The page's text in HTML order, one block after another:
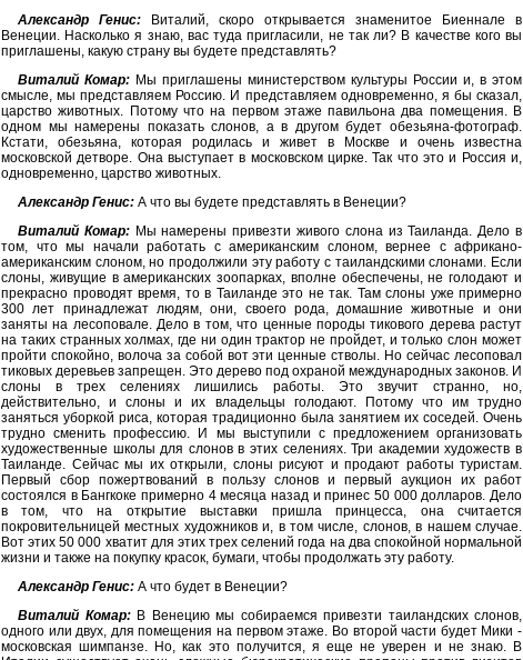
Александр Генис: Виталий, скоро открывается знаменитое Биеннале в
Венеции. Насколько я знаю, вас туда пригласили, не так ли? В качестве кого вы
приглашены, какую страну вы будете представлять?
Виталий Комар: Мы приглашены министерством культуры России и, в этом
смысле, мы представляем Россию. И представляем одновременно, я бы сказал,
царство животных. Потому что на первом этаже павильона два помещения. В
одном мы намерены показать слонов, а в другом будет обезьяна-фотограф.
Кстати, обезьяна, которая родилась и живет в Москве и очень известна
московской детворе. Она выступает в московском цирке. Так что это и Россия и,
одновременно, царство животных.
Александр Генис: А что вы будете представлять в Венеции?
Виталий Комар:Мы намерены привезти живого слона из Таиланда. Дело в
том, что мы начали работать с американским слоном, вернее с африкано-
американским слоном, но продолжили эту работу с таиландскими слонами. Если
слоны, живущие в американских зоопарках, вполне обеспечены, не голодают и
прекрасно проводят время, то в Таиланде это не так. Там слоны уже примерно
300 лет принадлежат людям, они, своего рода, домашние животные и они
заняты на лесоповале. Дело в том, что ценные породы тикового дерева растут
на таких странных холмах, где ни один трактор не пройдет, и только слон может
пройти спокойно, волоча за собой вот эти ценные стволы. Но сейчас лесоповал
тиковых деревьев запрещен. Это дерево под охраной международных законов. И
слоны в трех селениях лишились работы. Это звучит странно, но,
действительно, и слоны и их владельцы голодают. Потому что им трудно
заняться уборкой риса, которая традиционно была занятием их соседей. Очень
трудно сменить профессию. И мы выступили с предложением организовать
художественные школы для слонов в этих селениях. Три академии художеств в
Таиланде. Сейчас мы их открыли, слоны рисуют и продают работы туристам.
Первый сбор пожертвований в пользу слонов и первый аукцион их работ
состоялся в Бангкоке примерно 4 месяца назад и принес 50 000 долларов. Дело
в том, что на открытие выставки пришла принцесса, она считается
покровительницей местных художников и, в том числе, слонов, в нашем случае.
Вот этих 50 000 хватит для этих трех селений года на два спокойной нормальной
жизни и также на покупку красок, бумаги, чтобы продолжать эту работу.
Александр Генис: А что будет в Венеции?
Виталий Комар:В Венецию мы собираемся привезти таиландских слонов,
одного или двух, для помещения на первом этаже. Во второй части будет Мики -
московская шимпанзе. Но, как это получится, я еще не уверен и не знаю. В